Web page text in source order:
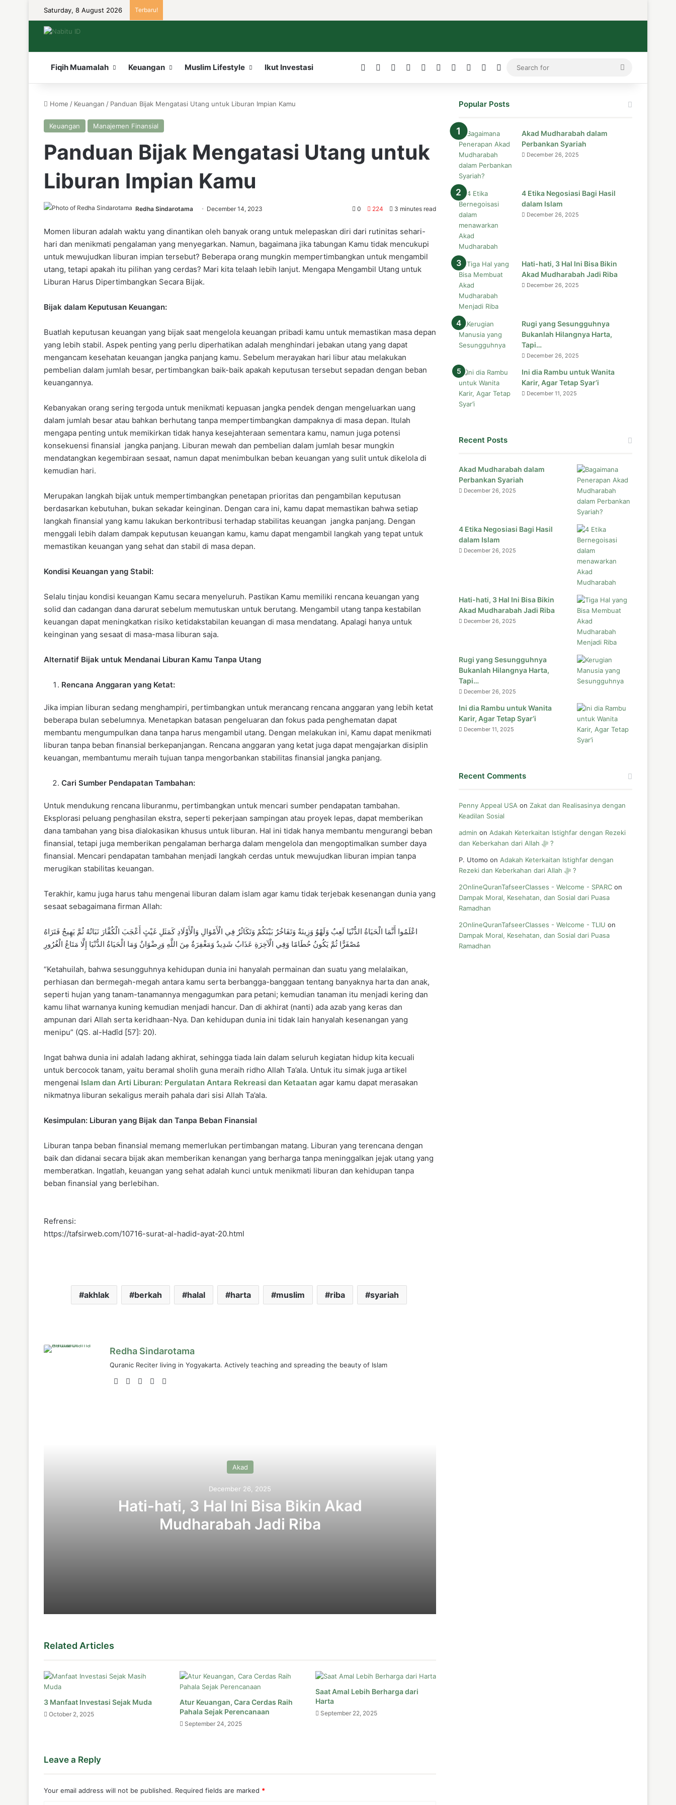
Saturday, 8 August 2026 Terbaru!
Fiqih Muamalah Keuangan Muslim Lifestyle Ikut Investasi Facebook LinkedInYouTubeWordPress
InstagramMediumTelegram
TikTokWhatsApp
Search
for
Home / Keuangan / Panduan Bijak Mengatasi Utang untuk Liburan Impian Kamu
Keuangan Manajemen Finansial
Panduan Bijak Mengatasi Utang untuk
Liburan Impian Kamu
Redha Sindarotama December 14, 2023 0 224 3 minutes read
Momen liburan adalah waktu yang dinantikan oleh banyak orang untuk melepaskan diri dari rutinitas sehari-
hari dan menikmati pengalaman yang menyegarkan. Namun, bagaimana jika tabungan Kamu tidak mencukupi
untuk mewujudkan liburan impian tersebut? Beberapa orang mungkin mempertimbangkan untuk mengambil
utang, tetapi apakah itu pilihan yang cerdas? Mari kita telaah lebih lanjut. Mengapa Mengambil Utang untuk
Liburan Harus Dipertimbangkan Secara Bijak.
Bijak dalam Keputusan Keuangan:
Buatlah keputusan keuangan yang bijak saat mengelola keuangan pribadi kamu untuk memastikan masa depan
yang lebih stabil. Aspek penting yang perlu diperhatikan adalah menghindari jebakan utang yang dapat
mengancam kesehatan keuangan jangka panjang kamu. Sebelum merayakan hari libur atau melakukan
pembelian dalam jumlah besar, pertimbangkan baik-baik apakah keputusan tersebut sepadan dengan beban
keuangannya.
Kebanyakan orang sering tergoda untuk menikmati kepuasan jangka pendek dengan mengeluarkan uang
dalam jumlah besar atau bahkan berhutang tanpa mempertimbangkan dampaknya di masa depan. Itulah
mengapa penting untuk memikirkan tidak hanya kesejahteraan sementara kamu, namun juga potensi
konsekuensi finansial jangka panjang. Liburan mewah dan pembelian dalam jumlah besar mungkin
mendatangkan kegembiraan sesaat, namun dapat menimbulkan beban keuangan yang sulit untuk dikelola di
kemudian hari.
Merupakan langkah bijak untuk mempertimbangkan penetapan prioritas dan pengambilan keputusan
berdasarkan kebutuhan, bukan sekadar keinginan. Dengan cara ini, kamu dapat memastikan bahwa setiap
langkah finansial yang kamu lakukan berkontribusi terhadap stabilitas keuangan jangka panjang. Dengan
menggali lebih dalam dampak keputusan keuangan kamu, kamu dapat mengambil langkah yang tepat untuk
memastikan keuangan yang sehat dan stabil di masa depan.
Kondisi Keuangan yang Stabil:
Selalu tinjau kondisi keuangan Kamu secara menyeluruh. Pastikan Kamu memiliki rencana keuangan yang
solid dan cadangan dana darurat sebelum memutuskan untuk berutang. Mengambil utang tanpa kestabilan
keuangan dapat meningkatkan risiko ketidakstabilan keuangan di masa mendatang. Apalagi hanya untuk
keinginan yang sesaat di masa-masa liburan saja.
Alternatif Bijak untuk Mendanai Liburan Kamu Tanpa Utang
Rencana Anggaran yang Ketat:
Jika impian liburan sedang menghampiri, pertimbangkan untuk merancang rencana anggaran yang lebih ketat
beberapa bulan sebelumnya. Menetapkan batasan pengeluaran dan fokus pada penghematan dapat
membantu mengumpulkan dana tanpa harus mengambil utang. Dengan melakukan ini, Kamu dapat menikmati
liburan tanpa beban finansial berkepanjangan. Rencana anggaran yang ketat juga dapat mengajarkan disiplin
keuangan, membantumu meraih tujuan tanpa mengorbankan stabilitas finansial jangka panjang.
Cari Sumber Pendapatan Tambahan:
Untuk mendukung rencana liburanmu, pertimbangkan untuk mencari sumber pendapatan tambahan.
Eksplorasi peluang penghasilan ekstra, seperti pekerjaan sampingan atau proyek lepas, dapat memberikan
dana tambahan yang bisa dialokasikan khusus untuk liburan. Hal ini tidak hanya membantu mengurangi beban
finansial, tetapi juga memberikan pengalaman berharga dalam mengelola dan mengoptimalkan sumber daya
finansial. Mencari pendapatan tambahan menjadi langkah cerdas untuk mewujudkan liburan impian tanpa
merugikan stabilitas keuangan.
Terakhir, kamu juga harus tahu mengenai liburan dalam islam agar kamu tidak terjebak kesenangan dunia yang
sesaat sebagaimana firman Allah:
اعْلَمُوا أَنَّمَا الْحَيَاةُ الدُّنْيَا لَعِبٌ وَلَهْوٌ وَزِينَةٌ وَتَفَاخُرٌ بَيْنَكُمْ وَتَكَاثُرٌ فِي الْأَمْوَالِ وَالْأَوْلَادِ كَمَثَلِ غَيْثٍ أَعْجَبَ الْكُفَّارَ نَبَاتُهُ ثُمَّ يَهِيجُ فَتَرَاهُ
مُصْفَرًّا ثُمَّ يَكُونُ حُطَامًا وَفِي الْآخِرَةِ عَذَابٌ شَدِيدٌ وَمَغْفِرَةٌ مِنَ اللَّهِ وَرِضْوَانٌ وَمَا الْحَيَاةُ الدُّنْيَا إِلَّا مَتَاعُ الْغُرُورِ
“Ketahuilah, bahwa sesungguhnya kehidupan dunia ini hanyalah permainan dan suatu yang melalaikan,
perhiasan dan bermegah-megah antara kamu serta berbangga-banggaan tentang banyaknya harta dan anak,
seperti hujan yang tanam-tanamannya mengagumkan para petani; kemudian tanaman itu menjadi kering dan
kamu lihat warnanya kuning kemudian menjadi hancur. Dan di akhirat (nanti) ada azab yang keras dan
ampunan dari Allah serta keridhaan-Nya. Dan kehidupan dunia ini tidak lain hanyalah kesenangan yang
menipu” (QS. al-Hadîd [57]: 20).
Ingat bahwa dunia ini adalah ladang akhirat, sehingga tiada lain dalam seluruh kegiatan hidup kita kecuali
untuk bercocok tanam, yaitu beramal sholih guna meraih ridho Allah Ta’ala. Untuk itu simak juga artikel
mengenai Islam dan Arti Liburan: Pergulatan Antara Rekreasi dan Ketaatan agar kamu dapat merasakan
nikmatnya liburan sekaligus meraih pahala dari sisi Allah Ta’ala.
Kesimpulan: Liburan yang Bijak dan Tanpa Beban Finansial
Liburan tanpa beban finansial memang memerlukan pertimbangan matang. Liburan yang terencana dengan
baik dan didanai secara bijak akan memberikan kenangan yang berharga tanpa meninggalkan jejak utang yang
memberatkan. Ingatlah, keuangan yang sehat adalah kunci untuk menikmati liburan dan kehidupan tanpa
beban finansial yang berlebihan.
Refrensi:
https://tafsirweb.com/10716-surat-al-hadid-ayat-20.html
akhlak berkah halal harta muslim riba syariah
Redha Sindarotama
Quranic Reciter living in Yogyakarta. Actively teaching and spreading the beauty of Islam
WebsiteFacebook
LinkedInYouTube
Akad
December 26, 2025
Hati-hati, 3 Hal Ini Bisa Bikin Akad
Mudharabah Jadi Riba
Ini dia Rambu untuk Wanita Karir, Agar Tetap Syar’i
Istri Bekerja dalam Islam Hukumnya Mubah, Bukan Wajib
Biaya Hidup yang Tinggi, Apakah Istri Harus Bekerja?
Related Articles
3 Manfaat Investasi Sejak Muda
October 2, 2025
Atur Keuangan, Cara Cerdas Raih
Pahala Sejak Perencanaan
September 24, 2025
Saat Amal Lebih Berharga dari
Harta
September 22, 2025
Leave a Reply
Your email address will not be published. Required fields are marked *
Popular Posts
Akad Mudharabah dalam
Perbankan Syariah
December 26, 2025
4 Etika Negosiasi Bagi Hasil
dalam Islam
December 26, 2025
Hati-hati, 3 Hal Ini Bisa Bikin
Akad Mudharabah Jadi Riba
December 26, 2025
Rugi yang Sesungguhnya
Bukanlah Hilangnya Harta,
Tapi…
December 26, 2025
Ini dia Rambu untuk Wanita
Karir, Agar Tetap Syar’i
December 11, 2025
Recent Posts
Akad Mudharabah dalam
Perbankan Syariah
December 26, 2025
4 Etika Negosiasi Bagi Hasil
dalam Islam
December 26, 2025
Hati-hati, 3 Hal Ini Bisa Bikin
Akad Mudharabah Jadi Riba
December 26, 2025
Rugi yang Sesungguhnya
Bukanlah Hilangnya Harta,
Tapi…
December 26, 2025
Ini dia Rambu untuk Wanita
Karir, Agar Tetap Syar’i
December 11, 2025
Recent Comments
Penny Appeal USA on Zakat dan Realisasinya dengan
Keadilan Sosial
admin on Adakah Keterkaitan Istighfar dengan Rezeki
dan Keberkahan dari Allah ﷻ ?
P. Utomo on Adakah Keterkaitan Istighfar dengan
Rezeki dan Keberkahan dari Allah ﷻ ?
2OnlineQuranTafseerClasses - Welcome - SPARC on
Dampak Moral, Kesehatan, dan Sosial dari Puasa
Ramadhan
2OnlineQuranTafseerClasses - Welcome - TLIU on
Dampak Moral, Kesehatan, dan Sosial dari Puasa
Ramadhan